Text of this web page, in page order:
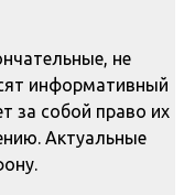
не
информативный
за собой право их
Актуальные